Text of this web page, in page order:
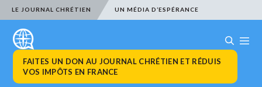
LE JOURNAL CHRÉTIEN UN MÉDIA D’ESPÉRANCE
FAITES UN DON AU JOURNAL CHRÉTIEN ET RÉDUIS
VOS IMPÔTS EN FRANCE